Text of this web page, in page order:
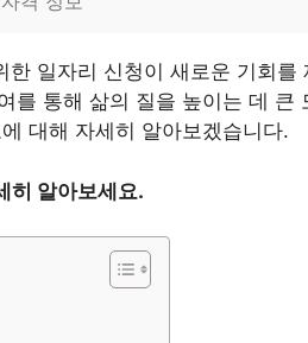
일자리 신청이 새로운 기회를
를 통해 삶의 질을 높이는 데 큰
대해 자세히 알아보겠습니다.
히 알아보세요.